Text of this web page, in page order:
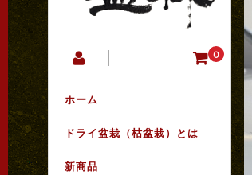
0
ホーム
ドライ盆栽（枯盆栽）とは
新商品